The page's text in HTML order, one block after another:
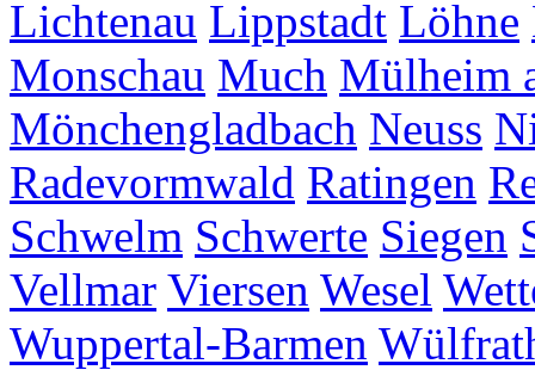
Lichtenau Lippstadt Löhne
Monschau Much Mülheim
Mönchengladbach Neuss
Radevormwald Ratingen
Schwelm Schwerte Siegen
Vellmar Viersen Wesel
Wuppertal-Barmen